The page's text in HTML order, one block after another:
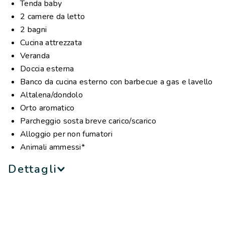
frigo con congelatore, forno a microonde, caffettiera,
2 bagni con lavabo, doccia maxi e WC
Lettino e seggiolone bebè disponibili su richiesta
*in presenza di animali domestici, il costo della pulizia
finale è €90.
NB: le immagini hanno scopo puramente illustrativo
Tenda baby
2 camere da letto
2 bagni
Cucina attrezzata
Veranda
Doccia esterna
Banco da cucina esterno con barbecue a gas e lavello
Altalena/dondolo
Orto aromatico
Parcheggio sosta breve carico/scarico
Alloggio per non fumatori
Animali ammessi*
Dettagli